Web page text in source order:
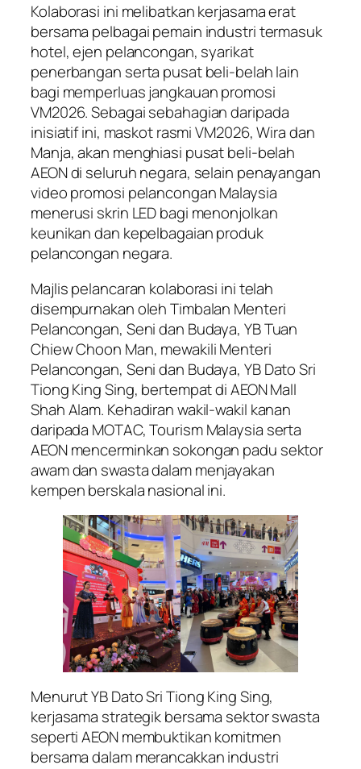
Kolaborasi ini melibatkan kerjasama erat
bersama pelbagai pemain industri termasuk
hotel, ejen pelancongan, syarikat
penerbangan serta pusat beli-belah lain
bagi memperluas jangkauan promosi
VM2026. Sebagai sebahagian daripada
inisiatif ini, maskot rasmi VM2026, Wira dan
Manja, akan menghiasi pusat beli-belah
AEON di seluruh negara, selain penayangan
video promosi pelancongan Malaysia
menerusi skrin LED bagi menonjolkan
keunikan dan kepelbagaian produk
pelancongan negara.
Majlis pelancaran kolaborasi ini telah
disempurnakan oleh Timbalan Menteri
Pelancongan, Seni dan Budaya, YB Tuan
Chiew Choon Man, mewakili Menteri
Pelancongan, Seni dan Budaya, YB Dato Sri
Tiong King Sing, bertempat di AEON Mall
Shah Alam. Kehadiran wakil-wakil kanan
daripada MOTAC, Tourism Malaysia serta
AEON mencerminkan sokongan padu sektor
awam dan swasta dalam menjayakan
kempen berskala nasional ini.
Menurut YB Dato Sri Tiong King Sing,
kerjasama strategik bersama sektor swasta
seperti AEON membuktikan komitmen
bersama dalam merancakkan industri